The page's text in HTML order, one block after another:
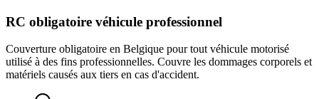
RC obligatoire véhicule professionnel
Couverture obligatoire en Belgique pour tout véhicule motorisé
utilisé à des fins professionnelles. Couvre les dommages corporels et
matériels causés aux tiers en cas d'accident.